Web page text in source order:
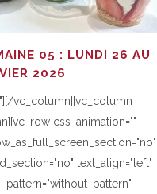
05 : LUNDI 26 AU
2026
vc_column][vc_column
css_animation=""
text_align="left"